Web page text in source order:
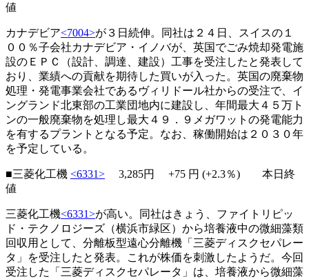
値
カナデビア<7004>が３日続伸。同社は２４日、スイスの１
００％子会社カナデビア・イノバが、英国でごみ焼却発電施
設のＥＰＣ（設計、調達、建設）工事を受注したと発表して
おり、業績への貢献を期待した買いが入った。英国の廃棄物
処理・発電事業会社であるヴィリドール社からの受注で、イ
ングランド北東部の工業団地内に建設し、年間最大４５万ト
ンの一般廃棄物を処理し最大４９．９メガワットの発電能力
を有するプラントとなる予定。なお、稼働開始は２０３０年
を予定している。
■三菱化工機 <6331> 3,285円 +75 円 (+2.3％) 本日終
値
三菱化工機<6331>が高い。同社はきょう、ファイトリピッ
ド・テクノロジーズ（横浜市緑区）から培養液中の微細藻類
回収用として、分離板型遠心分離機「三菱ディスクセパレー
タ」を受注したと発表。これが株価を刺激したようだ。今回
受注した「三菱ディスクセパレータ」は、培養液から微細藻